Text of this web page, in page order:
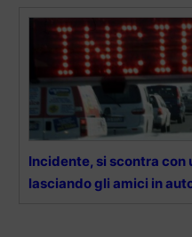
Incidente, si scontra con
lasciando gli amici in